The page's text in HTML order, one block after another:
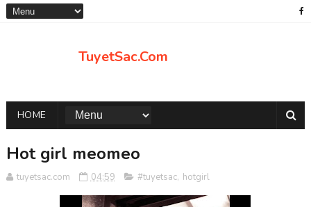
TuyetSac.Com
HOME
Hot girl meomeo
tuyetsac.com 04:59 #tuyetsac, hotgirl